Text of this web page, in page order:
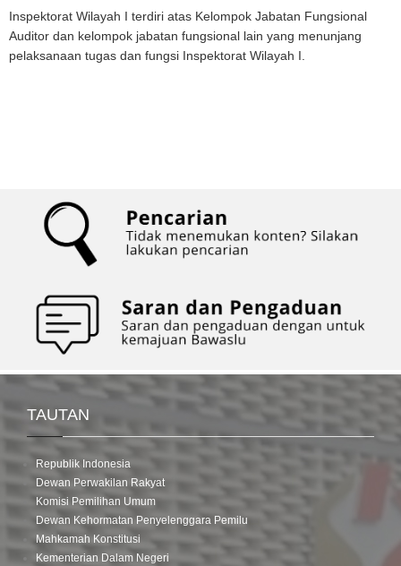
Inspektorat Wilayah I terdiri atas Kelompok Jabatan Fungsional
Auditor dan kelompok jabatan fungsional lain yang menunjang
pelaksanaan tugas dan fungsi Inspektorat Wilayah I.
TAUTAN
Republik Indonesia
Dewan Perwakilan Rakyat
Komisi Pemilihan Umum
Dewan Kehormatan Penyelenggara Pemilu
Mahkamah Konstitusi
Kementerian Dalam Negeri